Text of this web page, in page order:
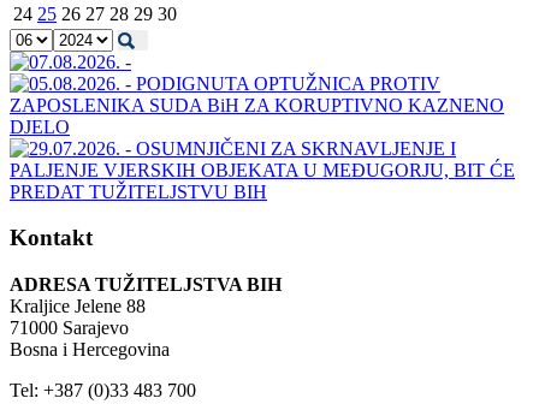
24 25 26 27 28 29 30
Kontakt
ADRESA TUŽITELJSTVA BIH
Kraljice Jelene 88
71000 Sarajevo
Bosna i Hercegovina
Tel: +387 (0)33 483 700